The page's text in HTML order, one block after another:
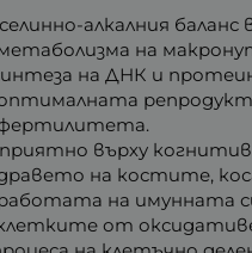
алкалния баланс
на
на ДНК и
оптималната
върху
на костите,
на имунната
от